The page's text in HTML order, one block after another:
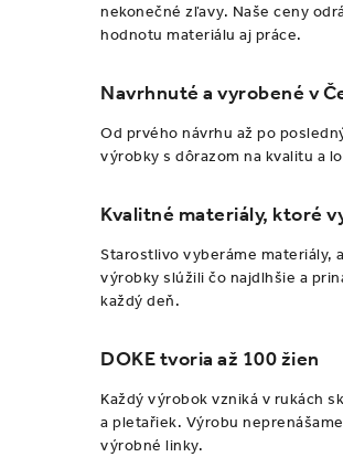
nekonečné zľavy. Naše ceny
hodnotu materiálu aj práce.
Navrhnuté a vyrobené v
Od prvého návrhu až po
výrobky s dôrazom na kvalitu a
Kvalitné materiály, ktoré
Starostlivo vyberáme materiály,
výrobky slúžili čo najdlhšie a
každý deň.
DOKE tvoria až 100 žien
Každý výrobok vzniká v rukách
a pletařiek. Výrobu
výrobné linky.